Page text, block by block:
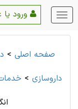
منو
اصلی
صفحه اصلی >
داروسازی >